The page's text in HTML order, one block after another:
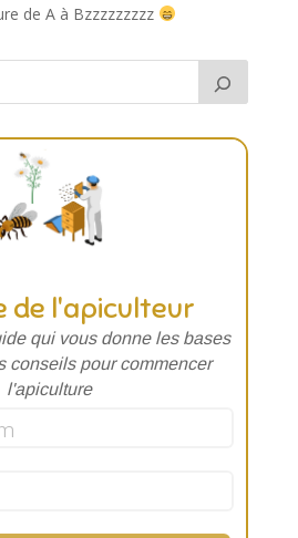
de A à Bzzzzzzzzz
de l'apiculteur
qui vous donne les bases
conseils pour commencer
l'apiculture